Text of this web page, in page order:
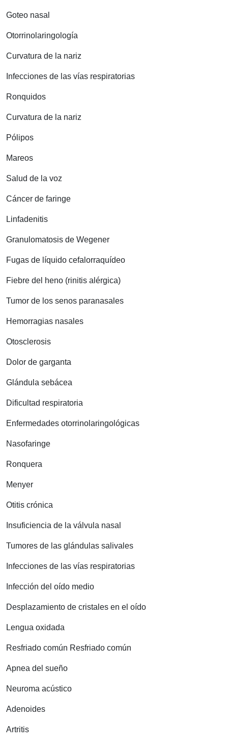
Goteo nasal
Otorrinolaringología
Curvatura de la nariz
Infecciones de las vías respiratorias
Ronquidos
Curvatura de la nariz
Pólipos
Mareos
Salud de la voz
Cáncer de faringe
Linfadenitis
Granulomatosis de Wegener
Fugas de líquido cefalorraquídeo
Fiebre del heno (rinitis alérgica)
Tumor de los senos paranasales
Hemorragias nasales
Otosclerosis
Dolor de garganta
Glándula sebácea
Dificultad respiratoria
Enfermedades otorrinolaringológicas
Nasofaringe
Ronquera
Menyer
Otitis crónica
Insuficiencia de la válvula nasal
Tumores de las glándulas salivales
Infecciones de las vías respiratorias
Infección del oído medio
Desplazamiento de cristales en el oído
Lengua oxidada
Resfriado común Resfriado común
Apnea del sueño
Neuroma acústico
Adenoides
Artritis